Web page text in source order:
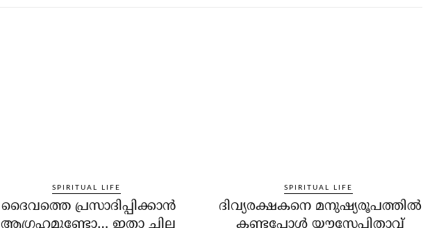
SPIRITUAL LIFE
ദൈവത്തെ പ്രസാദിപ്പിക്കാന്‍
SPIRITUAL LIFE
ദിവ്യരക്ഷകനെ മനുഷ്യരൂപത്തില്‍